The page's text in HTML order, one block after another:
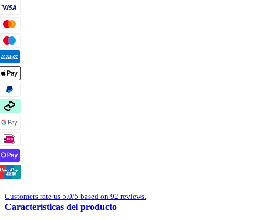
Customers rate us 5.0/5 based on 92 reviews.
Características del producto